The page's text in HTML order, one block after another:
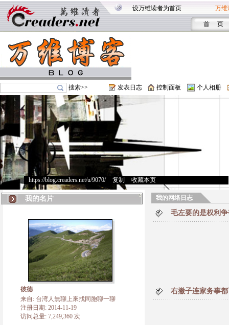
设万维读者为首页 万维
首 页
搜索>> 发表日志 控制面板 个人相册
https://blog.creaders.net/u/9070/> 复制 收藏本页
我的名片
彼德
来自: 台湾人無聊上來找同胞聊一聊
注册日期: 2014-11-19
访问总量: 7,249,360 次
我的网络日志
毛左要的是权利
右撇子连家务事